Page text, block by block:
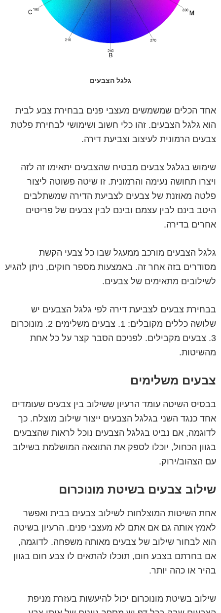
גלגל הצבעים
אחד הכלים שמשמשים מעצבי פנים בבחירת צבע לבית
הוא גלגל הצבעים. זהו כלי חשוב ושימושי לבחירת פלטת
צבעים הרמונית לעיצוב וצביעת דירה.
שימוש בגלגל צבעים מבטיח שהצבעים יתאימו זה לזה
ויצרו תחושה נעימה והרמונית. זו שיטה פשוטה ליצור
פלטה מאוזנת של צבעים לצביעת הדירה שמשתלבים
היטב בינם לבין עצמם ובינם לבין צבעים של פריטים
אחרים בדירה.
גלגל הצבעים מורכב ממעגל שבו כל צבעי הקשת
מסודרים בזה אחר זה. באמצעות מספר חוקים, ניתן להגיע
לשילובים מתאימים של צבעים.
בבחירת צבעים לצביעת דירה לפי גלגל הצבעים יש
שלושה כללים מקובלים: 1. צבעים משלימים 2. מונוכרום
3. צבעים מקבילים. לפניכם הסבר קצר על כל אחת
מהשיטות.
צבעים משלימים
בבסיס השיטה עומד הרעיון ששילוב בין צבעים שעומדים
אחד כנגד השני בגלגל הצבעים ייצור שילוב מוצלח. כך
לדוגמה, אם נביט בגלגל הצבעים נוכל לראות שהצבעים
בגוון הכחול, יוכלו לספק את התוצאה המושלמת בשילוב
עם הצהוב/ירוק.
שילוב צבעים בשיטת מונוכרום
אחת השיטות המוצלחות לשילוב צבעים בבית ואפשר
לאמץ אותה גם אם אתם לא מעצבי פנים. הרעיון בשיטה
הוא לבחור שילוב של צבעים מאותה משפחה. לדוגמה,
אם בחרתם בצבע חום, תוכלו להתאים לו צבע חום בגוון
בהיר או כהה יותר.
שילוב בשיטת מונוכרום יכול להיעשות בעזרת מניפת